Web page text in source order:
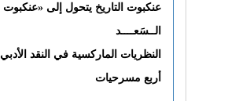
الــسَعــــد
النظريات الماركسية في النقد الأدبي
أربع مسرحيات